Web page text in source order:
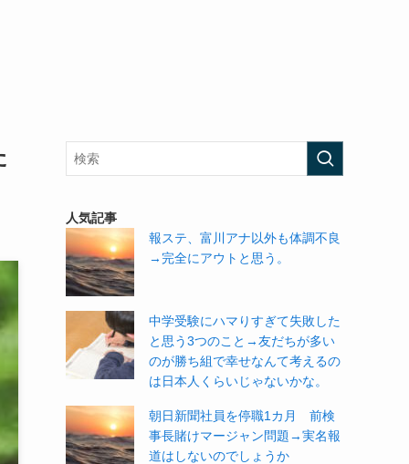
人気記事
報ステ、富川アナ以外も体調不良
→完全にアウトと思う。
中学受験にハマりすぎて失敗した
と思う3つのこと→友だちが多い
のが勝ち組で幸せなんて考えるの
は日本人くらいじゃないかな。
朝日新聞社員を停職1カ月 前検
事長賭けマージャン問題→実名報
道はしないのでしょうか